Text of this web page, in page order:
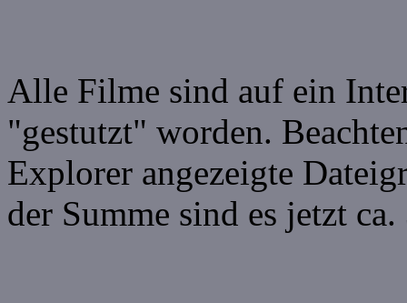
Alle Filme sind auf ein
"gestutzt" worden.
Explorer angezeigte
der Summe sind es jetzt